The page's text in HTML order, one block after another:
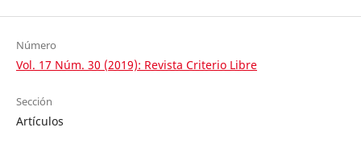
Número
Vol. 17 Núm. 30 (2019): Revista Criterio Libre
Sección
Artículos